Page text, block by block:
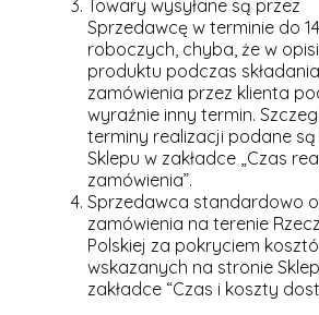
Towary wysyłane są przez
Sprzedawcę w terminie do
roboczych, chyba, że w
produktu podczas składania
zamówienia przez klienta
wyraźnie inny termin.
terminy realizacji podane
Sklepu w zakładce „Czas
zamówienia”.
Sprzedawca standardowo
zamówienia na terenie
Polskiej za pokryciem
wskazanych na stronie
zakładce “Czas i koszty